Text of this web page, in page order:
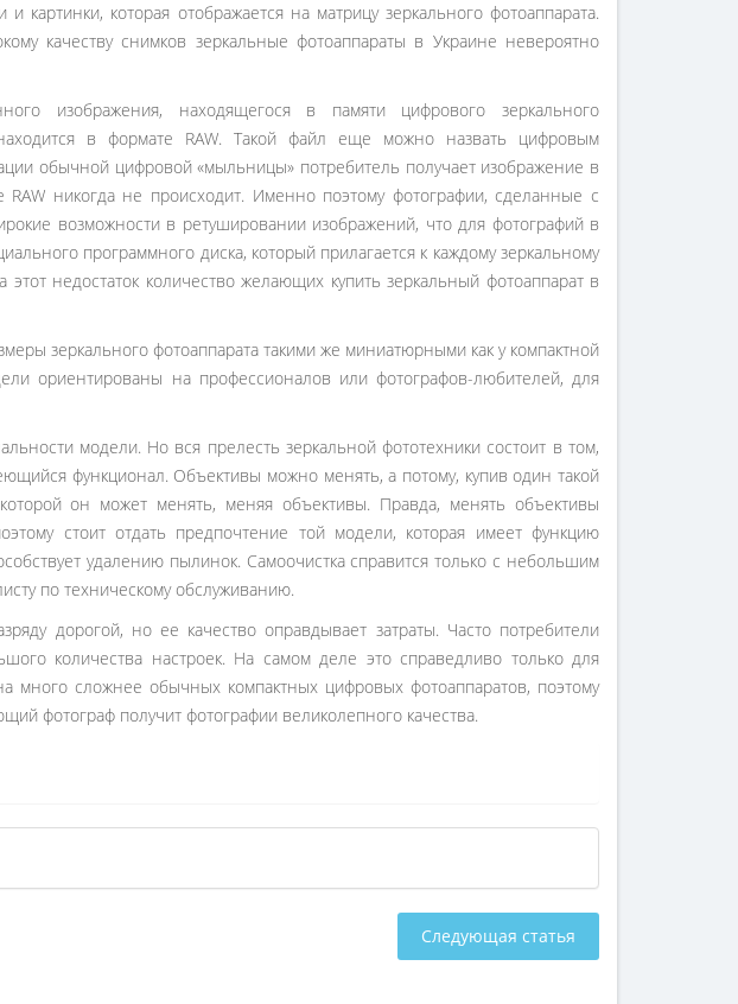
и картинки, которая отображается на матрицу зеркального фотоаппарата.
качеству снимков зеркальные фотоаппараты в Украине невероятно
изображения, находящегося в памяти цифрового зеркального
в формате RAW. Такой файл еще можно назвать цифровым
обычной цифровой «мыльницы» потребитель получает изображение в
никогда не происходит. Именно поэтому фотографии, сделанные с
возможности в ретушировании изображений, что для фотографий в
программного диска, который прилагается к каждому зеркальному
недостаток количество желающих купить зеркальный фотоаппарат в
зеркального фотоаппарата такими же миниатюрными как у компактной
ориентированы на профессионалов или фотографов-любителей, для
модели. Но вся прелесть зеркальной фототехники состоит в том,
функционал. Объективы можно менять, а потому, купив один такой
он может менять, меняя объективы. Правда, менять объективы
стоит отдать предпочтение той модели, которая имеет функцию
удалению пылинок. Самоочистка справится только с небольшим
по техническому обслуживанию.
дорогой, но ее качество оправдывает затраты. Часто потребители
количества настроек. На самом деле это справедливо только для
сложнее обычных компактных цифровых фотоаппаратов, поэтому
фотограф получит фотографии великолепного качества.
Следующая статья